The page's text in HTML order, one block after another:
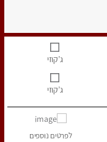
ג’קוזי
ג’קוזי
לפרטים נוספים